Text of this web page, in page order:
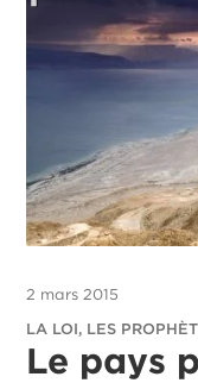
2 mars 2015
LA LOI, LES
Le pays